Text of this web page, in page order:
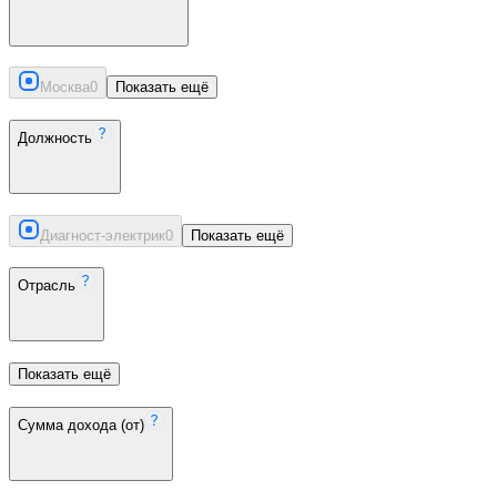
Москва0 Показать ещё
Должность
Диагност-электрик0 Показать ещё
Отрасль
Показать ещё
Сумма дохода (от)